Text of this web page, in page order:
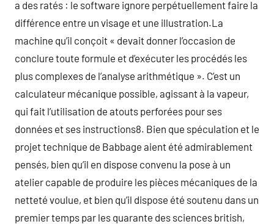
a des ratés : le software ignore perpétuellement faire la
différence entre un visage et une illustration.La
machine qu’il conçoit « devait donner l’occasion de
conclure toute formule et d’exécuter les procédés les
plus complexes de l’analyse arithmétique ». C’est un
calculateur mécanique possible, agissant à la vapeur,
qui fait l’utilisation de atouts perforées pour ses
données et ses instructions8. Bien que spéculation et le
projet technique de Babbage aient été admirablement
pensés, bien qu’il en dispose convenu la pose à un
atelier capable de produire les pièces mécaniques de la
netteté voulue, et bien qu’il dispose été soutenu dans un
premier temps par les quarante des sciences british,